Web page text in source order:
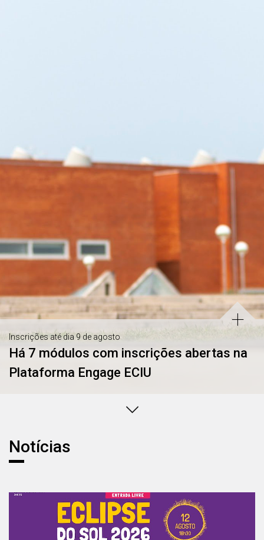
Inscrições até dia 9 de agosto
Há 7 módulos com inscrições abertas na
Plataforma Engage ECIU
Notícias
Notícias